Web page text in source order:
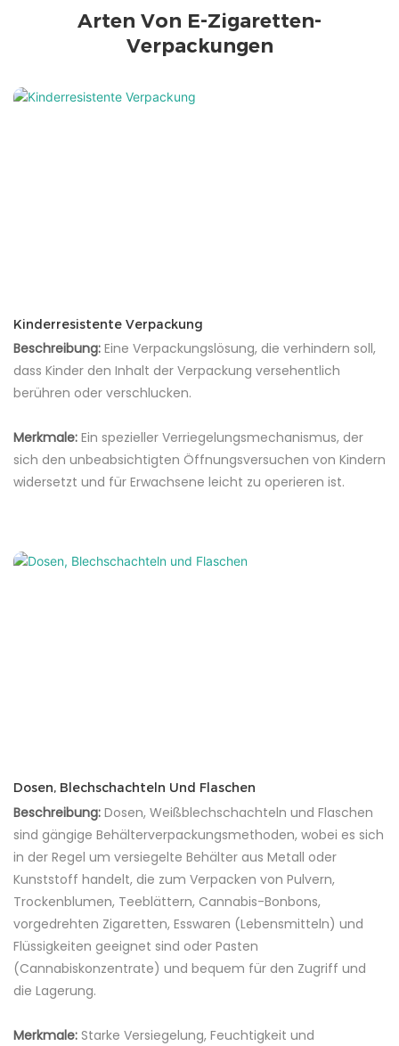
Arten Von E-Zigaretten-
Verpackungen
Kinderresistente Verpackung
Beschreibung: Eine Verpackungslösung, die verhindern soll,
dass Kinder den Inhalt der Verpackung versehentlich
berühren oder verschlucken.
Merkmale: Ein spezieller Verriegelungsmechanismus, der
sich den unbeabsichtigten Öffnungsversuchen von Kindern
widersetzt und für Erwachsene leicht zu operieren ist.
Dosen, Blechschachteln Und Flaschen
Beschreibung: Dosen, Weißblechschachteln und Flaschen
sind gängige Behälterverpackungsmethoden, wobei es sich
in der Regel um versiegelte Behälter aus Metall oder
Kunststoff handelt, die zum Verpacken von Pulvern,
Trockenblumen, Teeblättern, Cannabis-Bonbons,
vorgedrehten Zigaretten, Esswaren (Lebensmitteln) und
Flüssigkeiten geeignet sind oder Pasten
(Cannabiskonzentrate) und bequem für den Zugriff und
die Lagerung.
Merkmale: Starke Versiegelung, Feuchtigkeit und